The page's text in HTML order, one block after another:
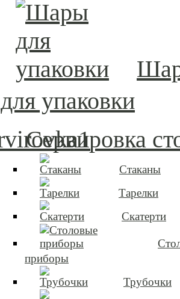
для упаковки
Сервировка
Стаканы
Тарелки
Скатерти
приборы
Трубочки